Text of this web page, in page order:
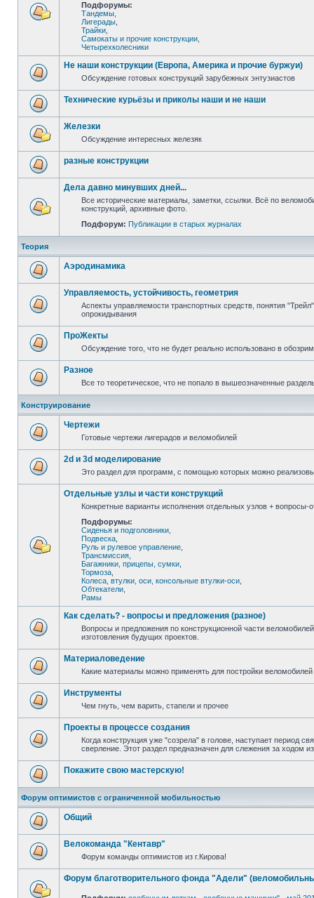
Подфорумы:
Тандемы
Лигерады
Трайки
Самокаты и прочие конструкции
Четырехколесники
Не наши конструкции (Европа, Америка и прочие буржуи)
Обсуждение готовых конструкций зарубежных энтузиастов
Технические курьёзы и приколы наши и не наши
Железки
Обсуждение интересных железяк
разные конструкции
Дела давно минувших дней...
Все исторические материалы, заметки, ссылки. Всё по
конструкций, архивные фото.
Подфорум: Публикации в старых журналах
Теория
Аэродинамика
Управляемость, устойчивость, геометрия
Аспекты управляемости транспортных средств, понятия
опрокидывания
ПроЖекты
Обсуждение того, что не будет реально использовано в
Разное
Все то теоретическое, что не попало в вышеозначенные
Конструирование
Чертежи
Готовые чертежи лигерадов и веломобилей
2d и 3d моделирование
Это раздел для программ, с помощью которых можно
Отдельные узлы и части конструкций
Конкретные варианты исполнения отдельных узлов + вопросы-
Подфорумы:
Сиденья и подголовники
Подвеска
Руль и рулевое управление
Трансмиссия
Багажники, прицепы, сумки
Тормоза
Колеса, втулки, оси, консольные втулки-оси
Обтекатели
Рамы
Как сделать? - вопросы и предложения (разное)
Вопросы и предложения по конструкционной части
изготовления будущих проектов.
Материаловедение
Какие материалы можно применять для постройки
Инструменты
Чем гнуть, чем варить, стапели и прочее
Проекты в процессе создания
Когда конструкция уже "созрела" в голове, наступает период
сверление. Этот раздел предназначен для слежения за ходом
Покажите свою мастерскую!
Форум оптимистов с ограниченной мобильностью
Общий
Велокоманда "Кентавр"
Форум команды оптимистов из г.Кирова!
Форум благотворительного фонда "Адели"